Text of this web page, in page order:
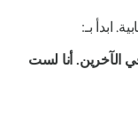
ابدأ بـ:
الآخرين. أنا لست